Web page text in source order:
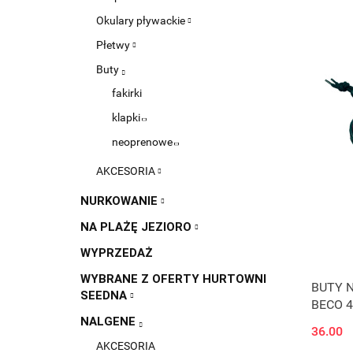
Okulary pływackie
Płetwy
Buty
fakirki
klapki
neoprenowe
AKCESORIA
NURKOWANIE
NA PLAŻĘ JEZIORO
WYPRZEDAŻ
WYBRANE Z OFERTY HURTOWNI
SEEDNA
NALGENE
AKCESORIA
BUTY
BECO
36.00